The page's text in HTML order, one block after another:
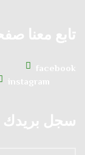
تابع معنا
facebook
instagram
سجل بريدك